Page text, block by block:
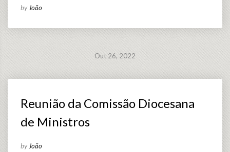
by João
Out 26, 2022
Reunião da Comissão Diocesana
de Ministros
by João